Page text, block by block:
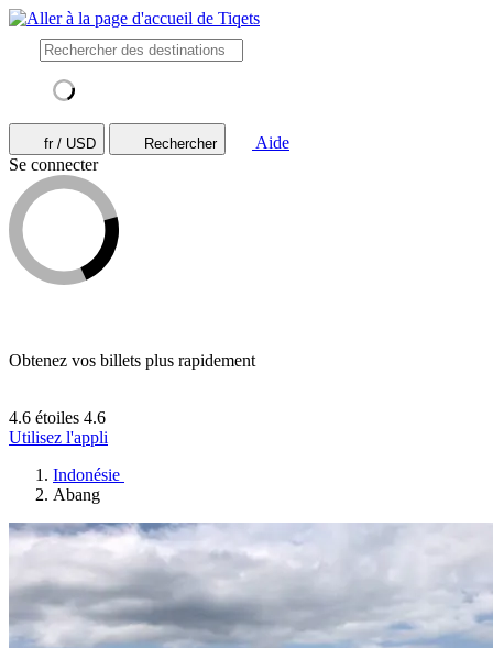
fr / USD Rechercher
Aide
Se connecter
Obtenez vos billets plus rapidement
4.6 étoiles 4.6
Utilisez l'appli
Indonésie
Abang